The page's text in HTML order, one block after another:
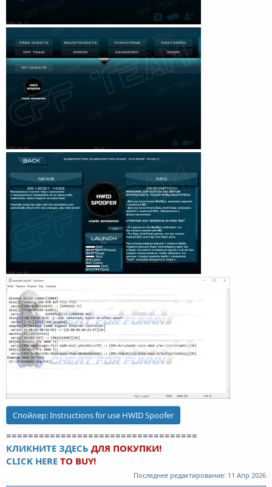
Спойлер:Instructions for use HWID Spoofer
===================================
КЛИКНИТЕ ЗДЕСЬ ДЛЯ ПОКУПКИ!
CLICK HERE TO BUY!
Последнее редактирование: 11 Апр 2026